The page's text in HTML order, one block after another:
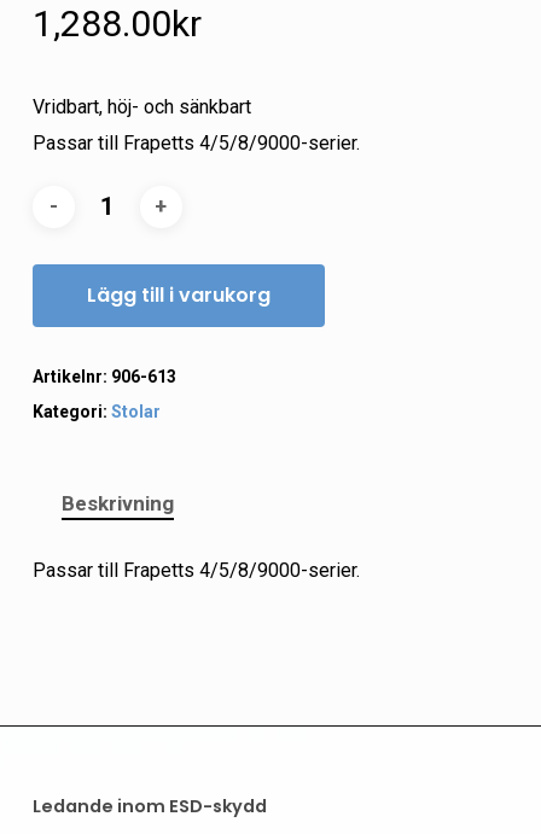
1,288.00kr
Vridbart, höj- och sänkbart
Passar till Frapetts 4/5/8/9000-serier.
Lägg till i varukorg
Artikelnr: 906-613
Kategori: Stolar
Beskrivning
Passar till Frapetts 4/5/8/9000-serier.
Ledande inom ESD-skydd